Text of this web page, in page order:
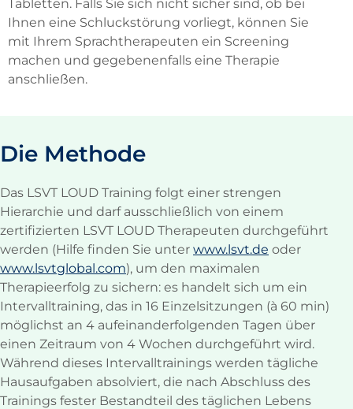
Tabletten. Falls Sie sich nicht sicher sind, ob bei
Ihnen eine Schluckstörung vorliegt, können Sie
mit Ihrem Sprachtherapeuten ein Screening
machen und gegebenenfalls eine Therapie
anschließen.
Die Methode
Das LSVT LOUD Training folgt einer strengen
Hierarchie und darf ausschließlich von einem
zertifizierten LSVT LOUD Therapeuten durchgeführt
werden (Hilfe finden Sie unter www.lsvt.de oder
www.lsvtglobal.com), um den maximalen
Therapieerfolg zu sichern: es handelt sich um ein
Intervalltraining, das in 16 Einzelsitzungen (à 60 min)
möglichst an 4 aufeinanderfolgenden Tagen über
einen Zeitraum von 4 Wochen durchgeführt wird.
Während dieses Intervalltrainings werden tägliche
Hausaufgaben absolviert, die nach Abschluss des
Trainings fester Bestandteil des täglichen Lebens